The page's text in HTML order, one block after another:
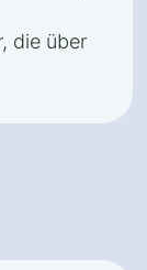
die über